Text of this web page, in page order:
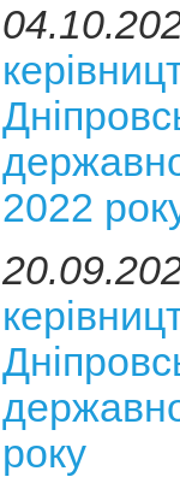
2022
року